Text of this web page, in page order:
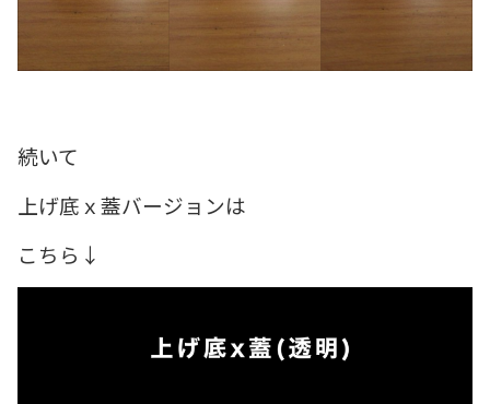
続いて
上げ底ｘ蓋バージョンは
こちら↓